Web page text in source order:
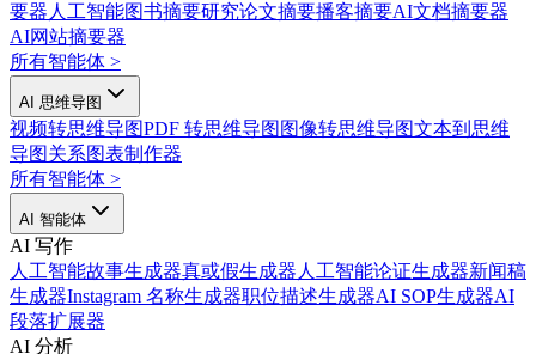
要器 人工智能图书摘要研究论文摘要播客摘要AI文档摘要器
AI网站摘要器
所有智能体 >
AI 思维导图
视频转思维导图PDF 转思维导图 图像转思维导图文本到思维
导图关系图表制作器
所有智能体 >
AI 智能体
AI 写作
人工智能故事生成器真或假生成器 人工智能论证生成器新闻稿
生成器Instagram 名称生成器职位描述生成器AI SOP生成器AI
段落扩展器
AI 分析